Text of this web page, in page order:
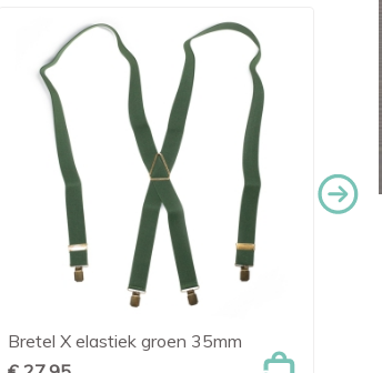
 Snel bekijken
Bretel X elastiek groen 35mm